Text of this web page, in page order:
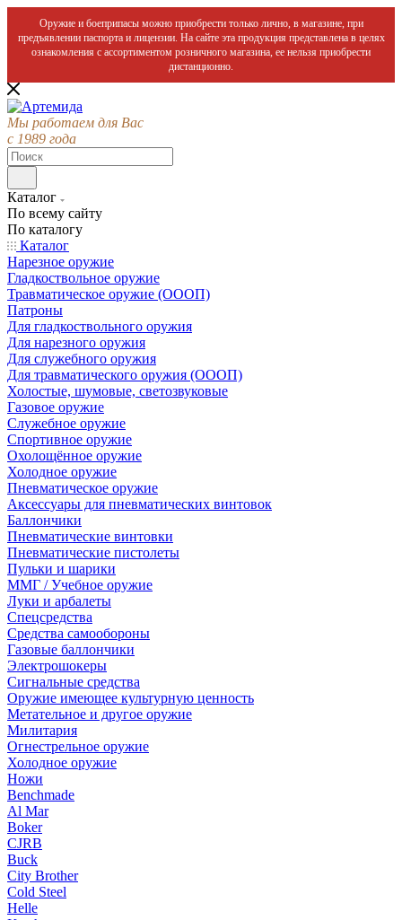
Оружие и боеприпасы можно приобрести только лично, в магазине, при
предъявлении паспорта и лицензии. На сайте эта продукция представлена в целях
ознакомления с ассортиментом розничного магазина, ее нельзя приобрести
дистанционно.
Мы работаем для Вас
с 1989 года
Каталог
По всему сайту
По каталогу
Каталог
Нарезное оружие
Гладкоствольное оружие
Травматическое оружие (ОООП)
Патроны
Для гладкоствольного оружия
Для нарезного оружия
Для служебного оружия
Для травматического оружия (ОООП)
Холостые, шумовые, светозвуковые
Газовое оружие
Служебное оружие
Спортивное оружие
Охолощённое оружие
Холодное оружие
Пневматическое оружие
Аксессуары для пневматических винтовок
Баллончики
Пневматические винтовки
Пневматические пистолеты
Пульки и шарики
ММГ / Учебное оружие
Луки и арбалеты
Спецсредства
Средства самообороны
Газовые баллончики
Электрошокеры
Сигнальные средства
Оружие имеющее культурную ценность
Метательное и другое оружие
Милитария
Огнестрельное оружие
Холодное оружие
Ножи
Benchmade
Al Mar
Boker
CJRB
Buck
City Brother
Cold Steel
Helle